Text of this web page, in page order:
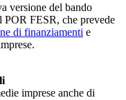
versione del bando
FESR, che prevede
di finanziamenti e
imprese anche di